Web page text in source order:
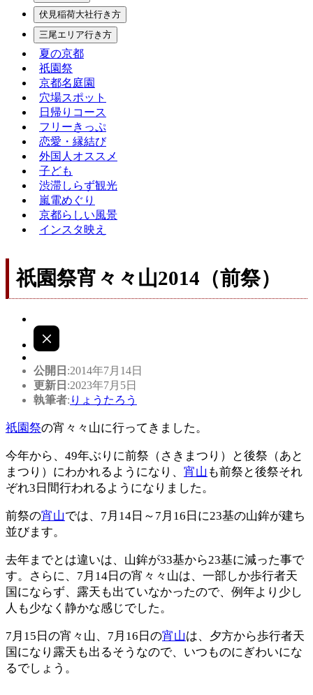
伏見稲荷大社行き方
三尾エリア行き方
夏の京都
祇園祭
京都名庭園
穴場スポット
日帰りコース
フリーきっぷ
恋愛・縁結び
外国人オススメ
子ども
渋滞しらず観光
嵐電めぐり
京都らしい風景
インスタ映え
祇園祭宵々々山2014（前祭）
公開日 :2014年7月14日
更新日 :2023年7月5日
執筆者: りょうたろう
祇園祭の宵々々山に行ってきました。
今年から、49年ぶりに前祭（さきまつり）と後祭（あと
まつり）にわかれるようになり、 宵山 も前祭と後祭それ
ぞれ3日間行われるようになりました。
前祭の宵山では、7月14日～7月16日に23基の山鉾が建ち
並びます。
去年までとは違いは、山鉾が33基から23基に減った事で
す。さらに、7月14日の宵々々山は、一部しか歩行者天
国にならず、露天も出ていなかったので、例年より少し
人も少なく静かな感じでした。
7月15日の宵々山、7月16日の宵山は、夕方から歩行者天
国になり露天も出るそうなので、いつものにぎわいにな
るでしょう。